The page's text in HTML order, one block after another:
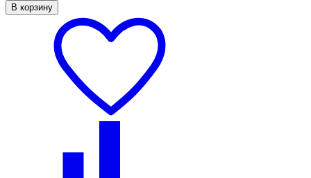
В корзину